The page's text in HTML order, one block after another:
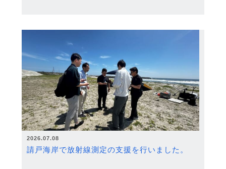
2026.07.08
請戸海岸で放射線測定の支援を行いました。